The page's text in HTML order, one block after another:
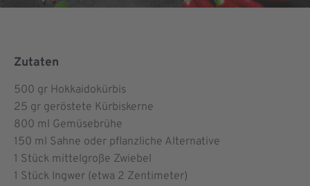
Zutaten
500 gr Hokkaidokürbis
25 gr geröstete Kürbiskerne
800 ml Gemüsebrühe
150 ml Sahne oder pflanzliche Alternative
1 Stück mittelgroße Zwiebel
1 Stück Ingwer (etwa 2 Zentimeter)